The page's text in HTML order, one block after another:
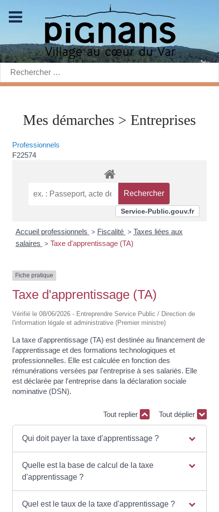
Rechercher:
Mes démarches > Entreprises
Professionnels
F22574
Service-Public.gouv.fr
Accueil professionnels > Fiscalité > Taxes liées aux
salaires > Taxe d'apprentissage (TA)
Fiche pratique
Taxe d'apprentissage (TA)
Vérifié le 08/06/2026 - Entreprendre Service Public / Direction de
l'information légale et administrative (Premier ministre)
La taxe d'apprentissage (TA) est destinée au financement de
l'apprentissage et des formations technologiques et
professionnelles. Elle est calculée en fonction des
rémunérations versées par l'entreprise à ses salariés. Elle
est déclarée par l'entreprise dans la déclaration sociale
nominative (DSN).
Tout replier Tout déplier
Qui doit payer la taxe d'apprentissage ?
Quelle est la base de calcul de la taxe
d'apprentissage ?
Quel est le taux de la taxe d'apprentissage ?